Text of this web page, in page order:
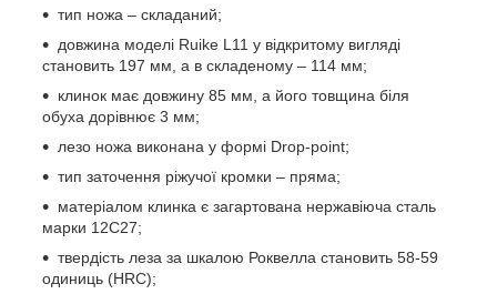
тип ножа – складаний;
довжина моделі Ruike L11 у відкритому вигляді
становить 197 мм, а в складеному – 114 мм;
клинок має довжину 85 мм, а його товщина біля
обуха дорівнює 3 мм;
лезо ножа виконана у формі Drop-point;
тип заточення ріжучої кромки – пряма;
матеріалом клинка є загартована нержавіюча сталь
марки 12C27;
твердість леза за шкалою Роквелла становить 58-59
одиниць (HRC);